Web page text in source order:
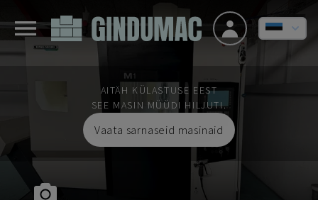
AITÄH KÜLASTUSE EEST
SEE MASIN MÜÜDI HILJUTI.
Vaata sarnaseid masinaid